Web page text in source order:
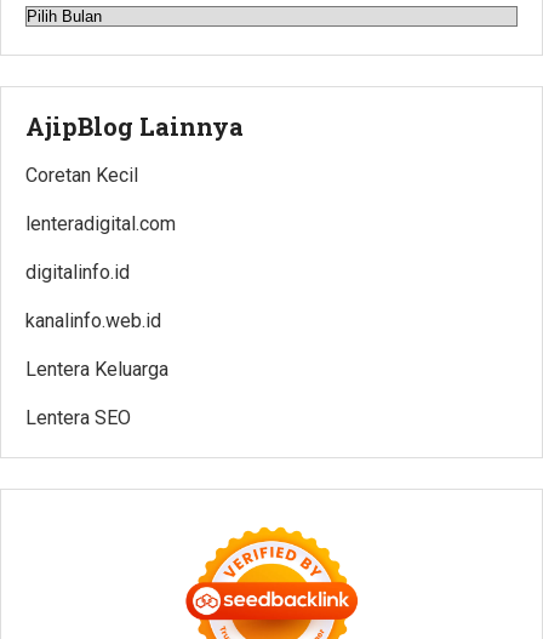
Arsip
AjipBlog Lainnya
Coretan Kecil
lenteradigital.com
digitalinfo.id
kanalinfo.web.id
Lentera Keluarga
Lentera SEO